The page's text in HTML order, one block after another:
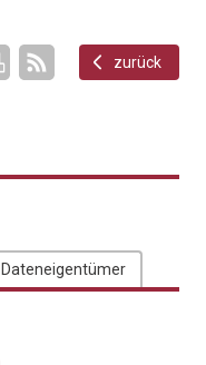
zurück
Dateneigentümer